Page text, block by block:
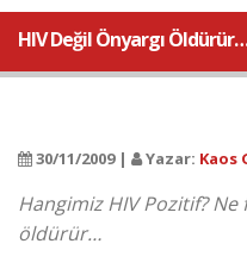
HIV Değil Önyargı Öldürür…
30/11/2009 | Yazar: Kaos
Hangimiz HIV Pozitif? Ne
öldürür…